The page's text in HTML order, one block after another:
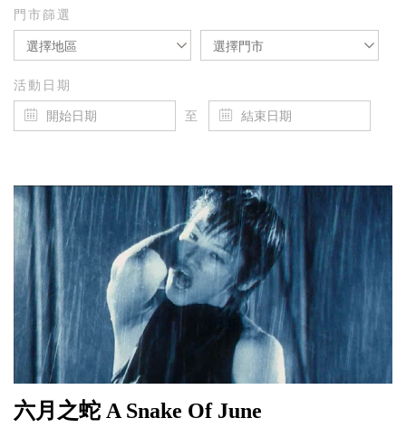
門市篩選
選擇地區 選擇門市
活動日期
至
六月之蛇 A Snake Of June